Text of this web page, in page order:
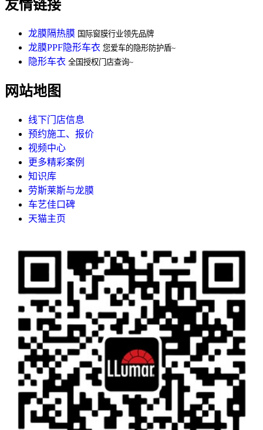
友情链接
龙膜隔热膜 国际窗膜行业领先品牌
龙膜PPF隐形车衣 您爱车的隐形防护盾~
隐形车衣 全国授权门店查询~
网站地图
线下门店信息
预约施工、报价
视频中心
更多精彩案例
知识库
劳斯莱斯与龙膜
车艺佳口碑
天猫主页